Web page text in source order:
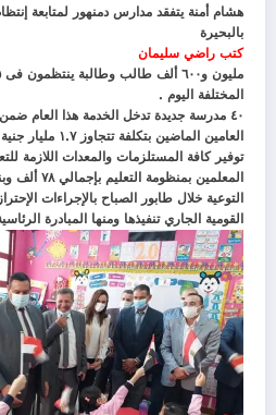
هشام أمنة يتفقد مدارس دمنهور لمتابعة
بالبحيرة
كتب راضي سليمان
المختلفة اليوم .
العامين الماضين بتكلفة تتجاوز ١.٧ مليار جنية .
توفير كافة المستلزمات والمعدات اللازمة
المعلمين بمنظومة التعليم بإجمالي ٧٨ ألف وبنسبة ١٠٠ ٪
التوعية خلال طابور الصباح بالإجراءات
القومية الجاري تنفيذها ومنها المبادرة